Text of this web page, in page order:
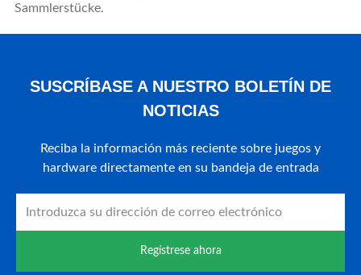
Sammlerstücke.
SUSCRÍBASE A NUESTRO BOLETÍN DE
NOTICIAS
Reciba la información más reciente sobre juegos y
hardware directamente en su bandeja de entrada
Regístrese ahora